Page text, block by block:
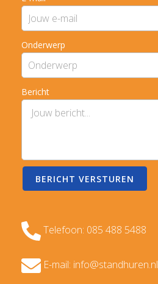
Onderwerp
Bericht
Telefoon: 085 488 5488
E-mail: info@standhuren.nl